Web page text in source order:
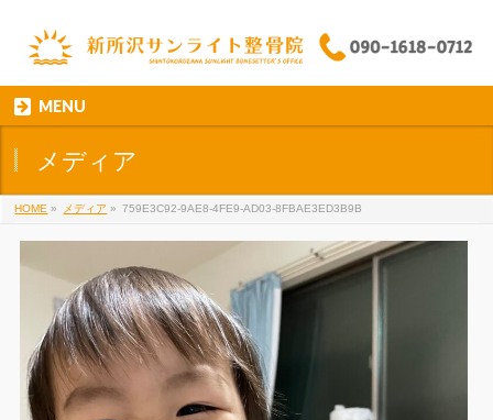
MENU
メディア
HOME » メディア » 759E3C92-9AE8-4FE9-AD03-8FBAE3ED3B9B